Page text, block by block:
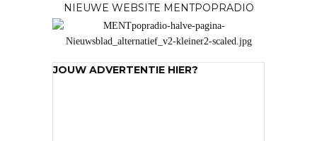
NIEUWE WEBSITE MENTPOPRADIO
JOUW ADVERTENTIE HIER?